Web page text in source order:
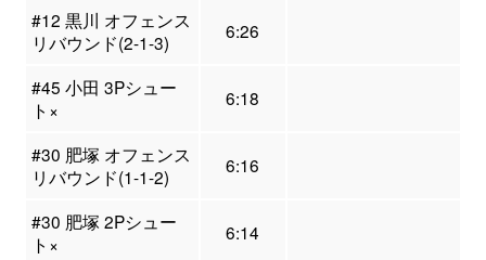
#12 黒川 オフェンス
リバウンド(2-1-3)
6:26
#45 小田 3Pシュー
ト×
6:18
#30 肥塚 オフェンス
リバウンド(1-1-2)
6:16
#30 肥塚 2Pシュー
ト×
6:14